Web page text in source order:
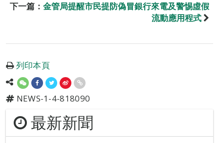
下一篇： 金管局提醒市民提防偽冒銀行來電及警惕虛假
流動應用程式
列印本頁
NEWS-1-4-818090
最新新聞